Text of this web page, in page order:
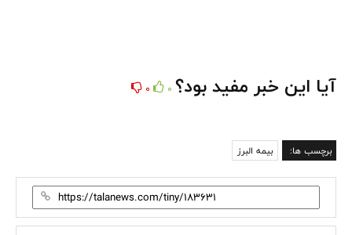
آیا این خبر مفید بود؟ 0
0
برچسب ها: بیمه البرز